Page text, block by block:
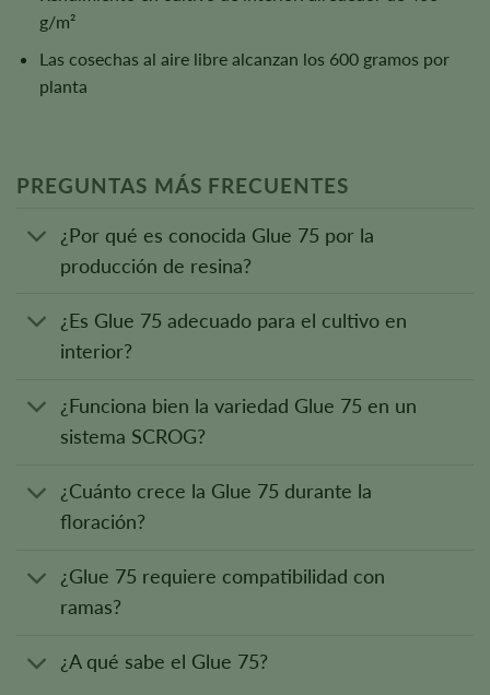
g/m²
Las cosechas al aire libre alcanzan los 600 gramos por
planta
PREGUNTAS MÁS FRECUENTES
¿Por qué es conocida Glue 75 por la
producción de resina?
¿Es Glue 75 adecuado para el cultivo en
interior?
¿Funciona bien la variedad Glue 75 en un
sistema SCROG?
¿Cuánto crece la Glue 75 durante la
floración?
¿Glue 75 requiere compatibilidad con
ramas?
¿A qué sabe el Glue 75?